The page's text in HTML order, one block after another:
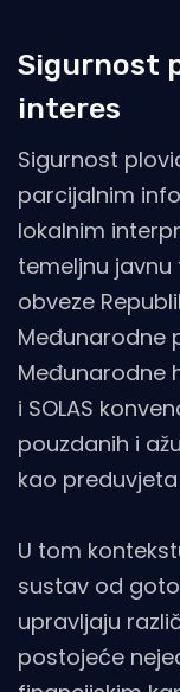
Sigurnost
interes
Sigurnost
parcijalnim
lokalnim
temeljnu javnu
obveze
Međunarodne
Međunarodne
i SOLAS
pouzdanih i
kao
U tom
sustav od
upravljaju
postojeće